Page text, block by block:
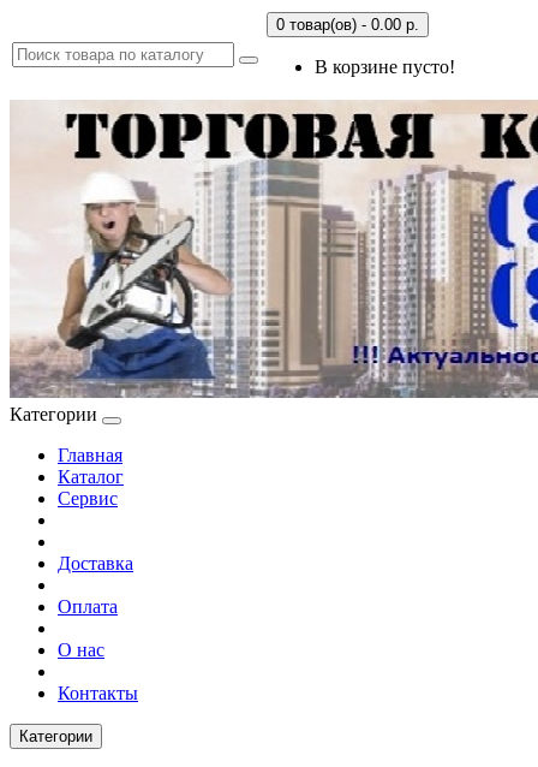
0 товар(ов) - 0.00 р.
В корзине пусто!
Категории
Главная
Каталог
Сервис
Доставка
Оплата
О нас
Контакты
Категории